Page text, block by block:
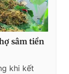
sâm tiền
khi kết